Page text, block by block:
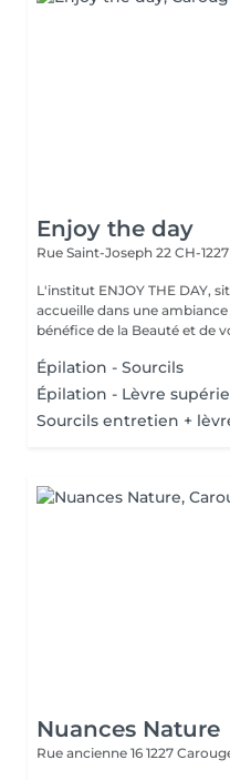
Enjoy the day
Rue Saint-Joseph 22 CH-
L'institut ENJOY THE DAY,
accueille dans une
bénéfice de la Beauté et de
Épilation - Sourcils
Épilation - Lèvre
Sourcils entretien +
Nuances Nature
Rue ancienne 16 1227